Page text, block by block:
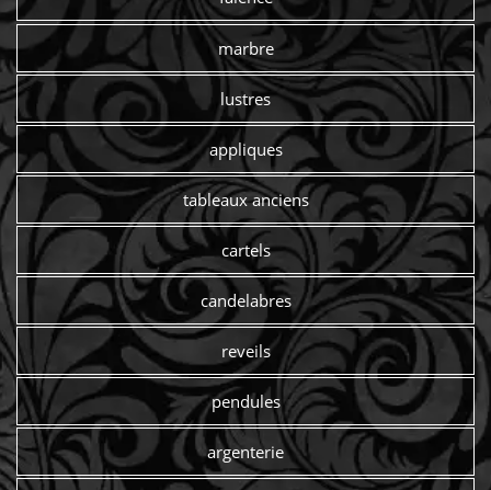
marbre
lustres
appliques
tableaux anciens
cartels
candelabres
reveils
pendules
argenterie